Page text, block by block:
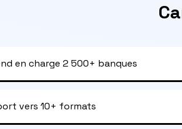
en charge 2 500+ banques
vers 10+ formats